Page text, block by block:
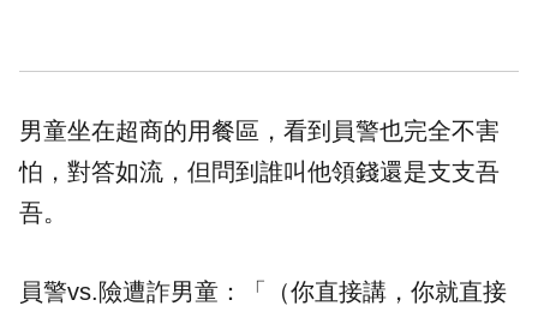
男童坐在超商的用餐區，看到員警也完全不害
怕，對答如流，但問到誰叫他領錢還是支支吾
吾。
員警vs.險遭詐男童：「（你直接講，你就直接